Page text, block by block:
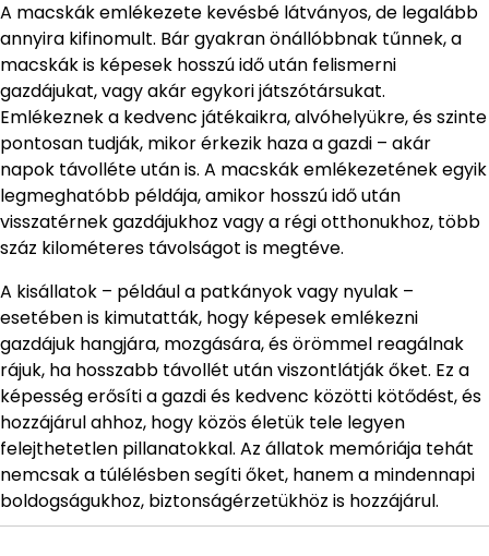
A macskák emlékezete kevésbé látványos, de legalább
annyira kifinomult. Bár gyakran önállóbbnak tűnnek, a
macskák is képesek hosszú idő után felismerni
gazdájukat, vagy akár egykori játszótársukat.
Emlékeznek a kedvenc játékaikra, alvóhelyükre, és szinte
pontosan tudják, mikor érkezik haza a gazdi – akár
napok távolléte után is. A macskák emlékezetének egyik
legmeghatóbb példája, amikor hosszú idő után
visszatérnek gazdájukhoz vagy a régi otthonukhoz, több
száz kilométeres távolságot is megtéve.
A kisállatok – például a patkányok vagy nyulak –
esetében is kimutatták, hogy képesek emlékezni
gazdájuk hangjára, mozgására, és örömmel reagálnak
rájuk, ha hosszabb távollét után viszontlátják őket. Ez a
képesség erősíti a gazdi és kedvenc közötti kötődést, és
hozzájárul ahhoz, hogy közös életük tele legyen
felejthetetlen pillanatokkal. Az állatok memóriája tehát
nemcsak a túlélésben segíti őket, hanem a mindennapi
boldogságukhoz, biztonságérzetükhöz is hozzájárul.